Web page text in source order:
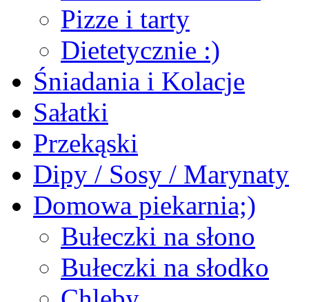
Pizze i tarty
Dietetycznie :)
Śniadania i Kolacje
Sałatki
Przekąski
Dipy / Sosy / Marynaty
Domowa piekarnia;)
Bułeczki na słono
Bułeczki na słodko